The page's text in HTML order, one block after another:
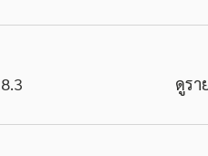
ดูรา